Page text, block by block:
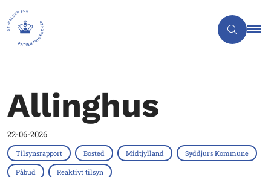
Allinghus
22-06-2026
Tilsynsrapport Bosted Midtjylland Syddjurs Kommune
Påbud Reaktivt tilsyn